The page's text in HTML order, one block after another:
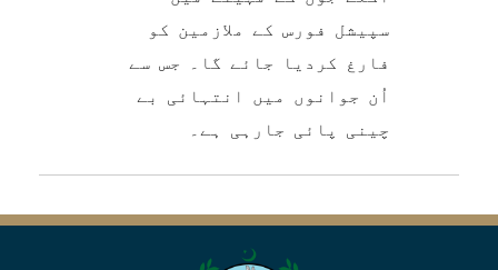
سپیشل فورس کے ملازمین کو
فارغ کردیا جائے گا۔ جس سے
اُن جوانوں میں انتہائی بے
چینی پائی جارہی ہے۔